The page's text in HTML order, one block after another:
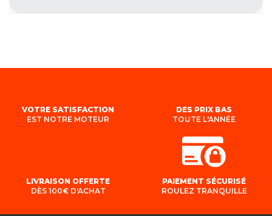
VOTRE SATISFACTION
EST NOTRE MOTEUR
DES PRIX BAS
TOUTE L'ANNÉE
LIVRAISON OFFERTE
DÈS 100€ D'ACHAT
PAIEMENT SÉCURISÉ
ROULEZ TRANQUILLE